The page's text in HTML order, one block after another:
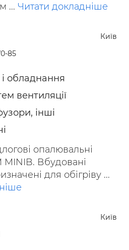
... Читати докладніше
Київ
85
обладнання
вентиляції
інші
опалювальні
Вбудовані
для обігріву ...
Київ